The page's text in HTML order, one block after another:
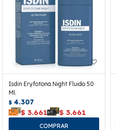
Isdin Eryfotona Night Fluido 50
Ml.
$ 4.307
$ 3.661 $ 3.661